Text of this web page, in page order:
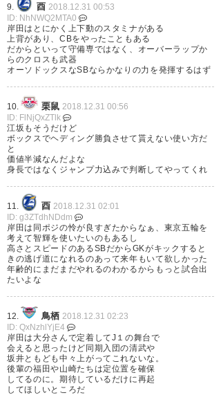
SB！ たむくんいなくても、来シ
ーズンもケースタに行けそう！
ありがとうございます！
— おだ。＠田向選手応援！
(ayuminwotasotu)
29
清水慎太郎まで水戸ちゃん行く
のかー。長谷部監督はどこで使
うかしら。普通に一番前で使う
のか、左SHに置いてワイドスト
ライカーとして使うのか。後者
は右サイドの編成次第でもある
けれど。良質なクロッサーが居
ればワンチャン
— 羊 (GP_02A)2018, 12月 29
9. 酉 2018.12.31 00:53
ID: NhNWQ2MTA0
岸田はとにかく上下動のスタミナがある
上背があり、CBをやったこともある
だからといって守備専ではなく、オーバーラップか
らのクロスも武器
オーソドックスなSBならかなりの力を発揮するはず
10. 栗鼠 2018.12.31 00:56
ID: FlNjQxZTlk
江坂もそうだけど
ボックスでヘディング勝負させて貰えない使い方だ
と
価値半減なんだよな
身長ではなくジャンプ力込みで判断してやってくれ
11. 酉 2018.12.31 02:01
ID: g3ZTdhNDdm
岸田は同ポジの怜が良すぎたからなぁ、東京五輪を
考えて智輝を使いたいのもあるし
高さとスピードのあるSBだからGKがキックすると
きの逃げ道になれるのあって来年もいて欲しかった
年齢的にまだまだやれるのわかるからもっと試合出
たいよな
12. 鳥栖 2018.12.31 02:23
ID: QxNzhlYjE4
岸田は大分さんで定着してJ１の舞台で
会えると思ったけど同期入団の清武や
坂井ともども中々上がってこれないな。
後輩の福田や山崎たちは定位置を確保
してるのに。期待しているだけに再起
してほしいところだ